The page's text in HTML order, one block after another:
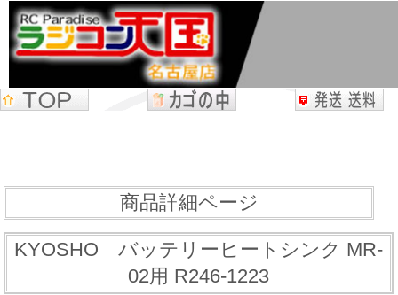
商品詳細ページ
KYOSHO バッテリーヒートシンク MR-
02用 R246-1223